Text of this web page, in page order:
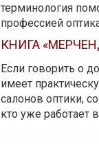
терминология
профессией
КНИГА
Если говорить о
имеет
салонов оптики,
кто уже работает